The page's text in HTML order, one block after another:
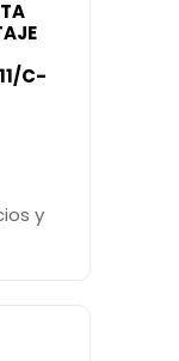
C-
y